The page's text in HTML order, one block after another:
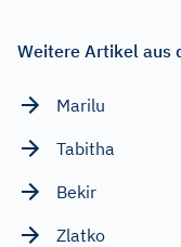
Weitere Artikel aus
Marilu
Tabitha
Bekir
Zlatko